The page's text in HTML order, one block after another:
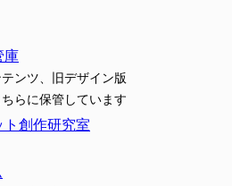
庫
ンツ、旧デザイン版
らに保管しています
ト創作研究室